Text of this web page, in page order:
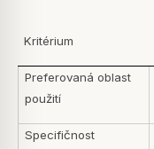
Kritérium
Preferovaná oblast
použití
Specifičnost